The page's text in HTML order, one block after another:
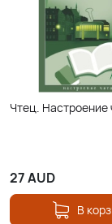
Чтец. Настроение
27AUD
В